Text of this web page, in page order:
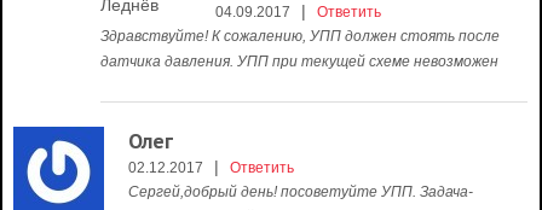
04.09.2017 |
Ответить
Здравствуйте! К сожалению, УПП должен стоять после
датчика давления. УПП при текущей схеме невозможен
Олег
02.12.2017 |
Ответить
Сергей,добрый день! посоветуйте УПП. Задача-